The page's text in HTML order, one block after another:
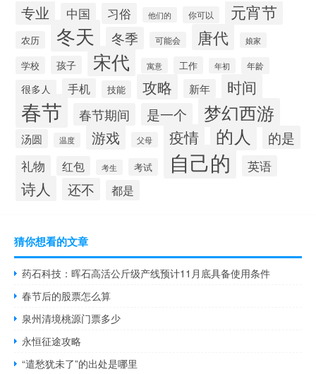
专业 中国 习俗 他们的 你可以 元宵节
农历 冬天 冬季 可能会 唐代 娘家
学校 孩子 宋代 寓意 工作 年初 年龄
很多人 手机 技能 攻略 新年 时间
春节 春节期间 是一个 梦幻西游
汤圆 温度 游戏 父母 疫情 的人 的是
礼物 红包 考生 考试 自己的 英语
诗人 还不 都是
猜你想看的文章
药石科技：晖石高活公斤级产线预计11月底具备使用条件
春节后的股票怎么算
泉州清境桃源门票多少
永恒征途攻略
“遣愁犹未了”的出处是哪里